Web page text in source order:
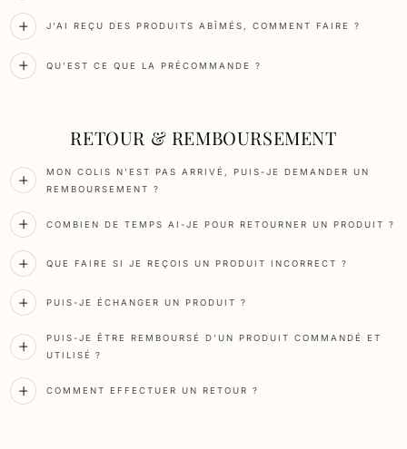
J'AI REÇU DES PRODUITS ABÎMÉS, COMMENT FAIRE ?
QU’EST CE QUE LA PRÉCOMMANDE ?
RETOUR & REMBOURSEMENT
MON COLIS N'EST PAS ARRIVÉ, PUIS-JE DEMANDER UN
REMBOURSEMENT ?
COMBIEN DE TEMPS AI-JE POUR RETOURNER UN PRODUIT ?
QUE FAIRE SI JE REÇOIS UN PRODUIT INCORRECT ?
PUIS-JE ÉCHANGER UN PRODUIT ?
PUIS-JE ÊTRE REMBOURSÉ D'UN PRODUIT COMMANDÉ ET
UTILISÉ ?
COMMENT EFFECTUER UN RETOUR ?